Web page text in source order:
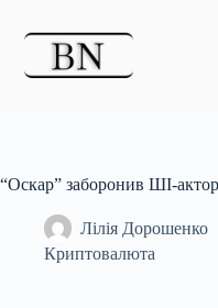
“Оскар” заборонив ШІ-
Лілія Дорошенко
Криптовалюта